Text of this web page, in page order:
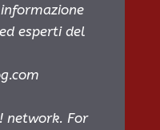
esperti del
network. For